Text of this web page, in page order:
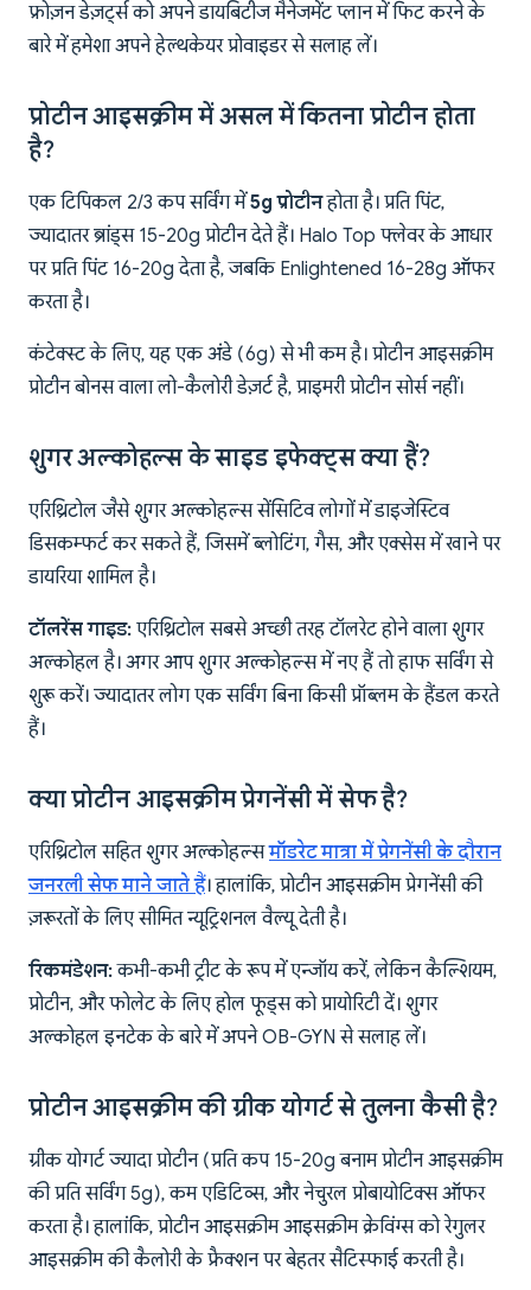
फ्रोज़न डेज़र्ट्स को अपने डायबिटीज मैनेजमेंट प्लान में फिट करने के
बारे में हमेशा अपने हेल्थकेयर प्रोवाइडर से सलाह लें।
प्रोटीन आइसक्रीम में असल में कितना प्रोटीन होता
है?
एक टिपिकल 2/3 कप सर्विंग में5g प्रोटीनहोता है। प्रति पिंट,
ज्यादातर ब्रांड्स 15-20g प्रोटीन देते हैं। Halo Top फ्लेवर के आधार
पर प्रति पिंट 16-20g देता है, जबकि Enlightened 16-28g ऑफर
करता है।
कंटेक्स्ट के लिए, यह एक अंडे (6g) से भी कम है। प्रोटीन आइसक्रीम
प्रोटीन बोनस वाला लो-कैलोरी डेज़र्ट है, प्राइमरी प्रोटीन सोर्स नहीं।
शुगर अल्कोहल्स के साइड इफेक्ट्स क्या हैं?
एरिथ्रिटोल जैसे शुगर अल्कोहल्स सेंसिटिव लोगों में डाइजेस्टिव
डिसकम्फर्ट कर सकते हैं, जिसमें ब्लोटिंग, गैस, और एक्सेस में खाने पर
डायरिया शामिल है।
टॉलरेंस गाइड: एरिथ्रिटोल सबसे अच्छी तरह टॉलरेट होने वाला शुगर
अल्कोहल है। अगर आप शुगर अल्कोहल्स में नए हैं तो हाफ सर्विंग से
शुरू करें। ज्यादातर लोग एक सर्विंग बिना किसी प्रॉब्लम के हैंडल करते
हैं।
क्या प्रोटीन आइसक्रीम प्रेगनेंसी में सेफ है?
एरिथ्रिटोल सहित शुगर अल्कोहल्समॉडरेट मात्रा में प्रेगनेंसी के दौरान
जनरली सेफ माने जाते हैं। हालांकि, प्रोटीन आइसक्रीम प्रेगनेंसी की
ज़रूरतों के लिए सीमित न्यूट्रिशनल वैल्यू देती है।
रिकमंडेशन:कभी-कभी ट्रीट के रूप में एन्जॉय करें, लेकिन कैल्शियम,
प्रोटीन, और फोलेट के लिए होल फूड्स को प्रायोरिटी दें। शुगर
अल्कोहल इनटेक के बारे में अपने OB-GYN से सलाह लें।
प्रोटीन आइसक्रीम की ग्रीक योगर्ट से तुलना कैसी है?
ग्रीक योगर्ट ज्यादा प्रोटीन (प्रति कप 15-20g बनाम प्रोटीन आइसक्रीम
की प्रति सर्विंग 5g), कम एडिटिव्स, और नेचुरल प्रोबायोटिक्स ऑफर
करता है। हालांकि, प्रोटीन आइसक्रीम आइसक्रीम क्रेविंग्स को रेगुलर
आइसक्रीम की कैलोरी के फ्रैक्शन पर बेहतर सैटिस्फाई करती है।